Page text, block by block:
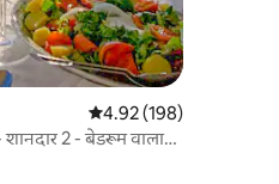
औसत रेटिंग 5 में से 4.92,
4.92 (198)
2 - बेडरूम वाला